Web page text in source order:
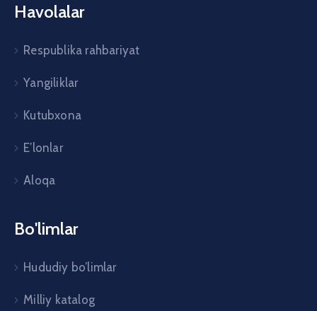
Havolalar
Respublika rahbariyat
Yangiliklar
Kutubxona
E’lonlar
Aloqa
Bo'limlar
Hududiy bo’limlar
Milliy katalog